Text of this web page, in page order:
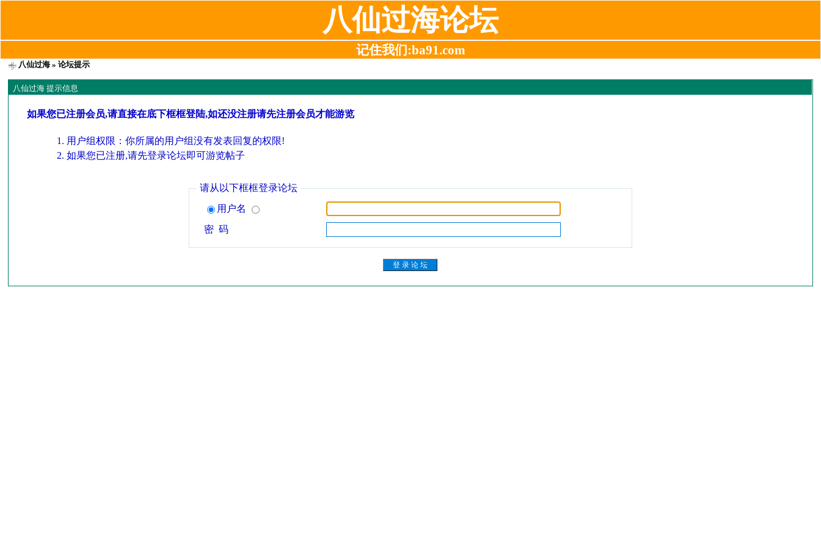
八仙过海论坛
记住我们:ba91.com
八仙过海 » 论坛提示
八仙过海 提示信息
如果您已注册会员,请直接在底下框框登陆,如还没注册请先注册会员才能游览
用户组权限：你所属的用户组没有发表回复的权限!
如果您已注册,请先登录论坛即可游览帖子
请从以下框框登录论坛
用户名
密 码